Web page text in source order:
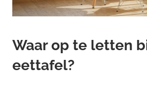
Waar op te letten
eettafel?